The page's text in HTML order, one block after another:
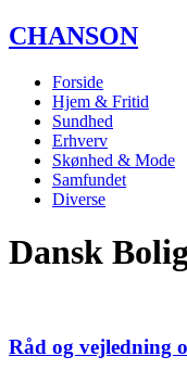
CHANSON
Forside
Hjem & Fritid
Sundhed
Erhverv
Skønhed & Mode
Samfundet
Diverse
Dansk
Råd og vejledning